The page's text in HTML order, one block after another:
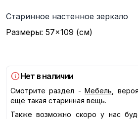
Описание
Старинное настенное зеркало
Размеры: 57×109 (см)
Нет в наличии
Смотрите раздел - Мебель ,
ещё такая старинная вещь.
Также возможно скоро у нас